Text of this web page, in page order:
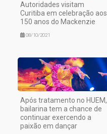
Autoridades visitam
Curitiba em celebração aos
150 anos do Mackenzie
08/10/2021
Após tratamento no HUEM,
bailarina tem a chance de
continuar exercendo a
paixão em dançar